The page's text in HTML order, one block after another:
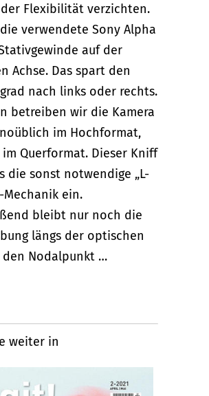
Flexibilität verzichten.
verwendete Sony Alpha
auf der
Achse. Das spart den
nach links oder rechts.
betreiben wir die Kamera
im Hochformat,
Querformat. Dieser Kniff
die sonst notwendige „L-
Mechanik ein.
bleibt nur noch die
längs der optischen
den Nodalpunkt …
weiter in